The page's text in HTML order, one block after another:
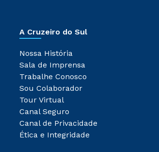
A Cruzeiro do Sul
Nossa História
Sala de Imprensa
Trabalhe Conosco
Sou Colaborador
Tour Virtual
Canal Seguro
Canal de Privacidade
Ética e Integridade